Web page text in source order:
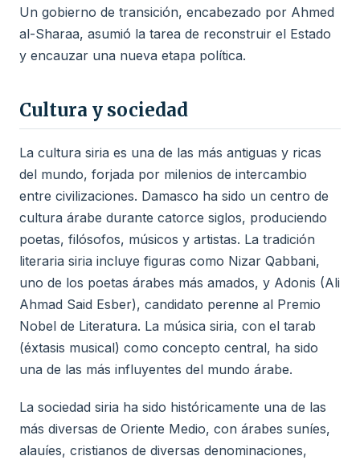
Un gobierno de transición, encabezado por Ahmed
al-Sharaa, asumió la tarea de reconstruir el Estado
y encauzar una nueva etapa política.
Cultura y sociedad
La cultura siria es una de las más antiguas y ricas
del mundo, forjada por milenios de intercambio
entre civilizaciones. Damasco ha sido un centro de
cultura árabe durante catorce siglos, produciendo
poetas, filósofos, músicos y artistas. La tradición
literaria siria incluye figuras como Nizar Qabbani,
uno de los poetas árabes más amados, y Adonis (Ali
Ahmad Said Esber), candidato perenne al Premio
Nobel de Literatura. La música siria, con el tarab
(éxtasis musical) como concepto central, ha sido
una de las más influyentes del mundo árabe.
La sociedad siria ha sido históricamente una de las
más diversas de Oriente Medio, con árabes suníes,
alauíes, cristianos de diversas denominaciones,